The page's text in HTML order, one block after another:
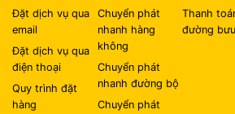
Đặt dịch vụ qua
email
Đặt dịch vụ qua
điện thoại
Quy trình đặt
hàng
Chuyển phát
nhanh hàng
không
Chuyển phát
nhanh đường bộ
Chuyển phát
Thanh
đường